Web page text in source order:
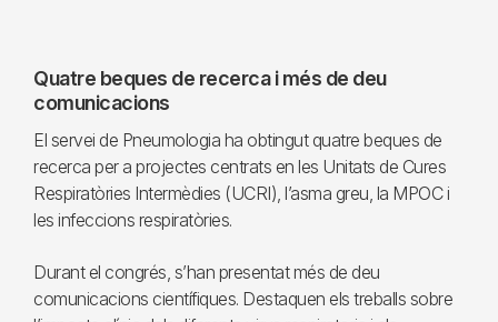
Quatre beques de recerca i més de deu
comunicacions
El servei de Pneumologia ha obtingut quatre beques de
recerca per a projectes centrats en les Unitats de Cures
Respiratòries Intermèdies (UCRI), l’asma greu, la MPOC i
les infeccions respiratòries.
Durant el congrés, s’han presentat més de deu
comunicacions científiques. Destaquen els treballs sobre